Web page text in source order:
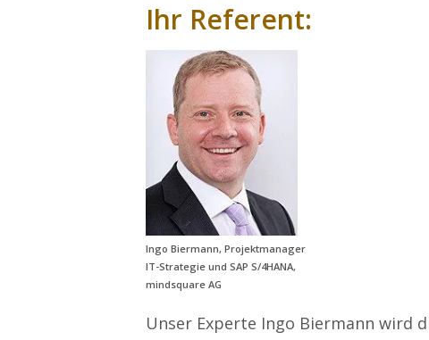
Ihr Referent:
Ingo Biermann, Projektmanager
IT-Strategie und SAP S/4HANA,
mindsquare AG
Unser Experte Ingo Biermann wird